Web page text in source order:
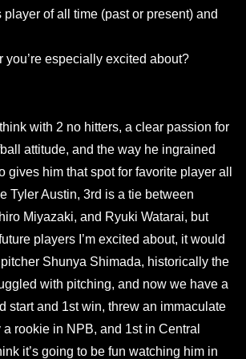
player of all time (past or present) and
you’re especially excited about?
with 2 no hitters, a clear passion for
attitude, and the way he ingrained
gives him that spot for favorite player all
Tyler Austin, 3rd is a tie between
Miyazaki, and Ryuki Watarai, but
players I’m excited about, it would
Shunya Shimada, historically the
with pitching, and now we have a
start and 1st win, threw an immaculate
rookie in NPB, and 1st in Central
it’s going to be fun watching him in